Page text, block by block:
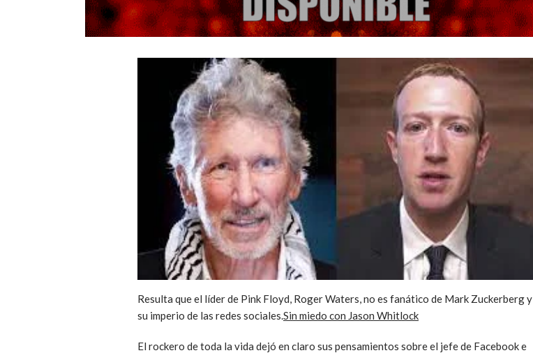
Resulta que el líder de Pink Floyd, Roger Waters, no es fanático de Mark Zuckerberg y
su imperio de las redes sociales.Sin miedo con Jason Whitlock
El rockero de toda la vida dejó en claro sus pensamientos sobre el jefe de Facebook e